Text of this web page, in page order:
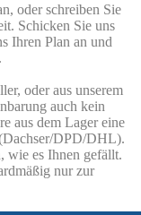
oder schreiben Sie
Schicken Sie uns
Ihren Plan an und
oder aus unserem
auch kein
aus dem Lager eine
DPD/DHL).
wie es Ihnen gefällt.
nur zur